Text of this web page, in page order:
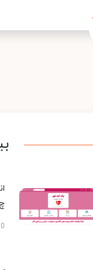
چ...
30 تیر 1405